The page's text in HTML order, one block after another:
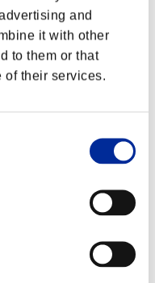
and
it with other
to them or that
of their services.